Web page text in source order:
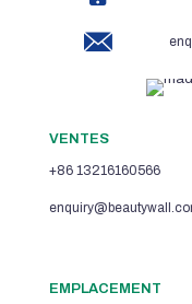
VENTES
+86 13216160566
EMPLACEMENT